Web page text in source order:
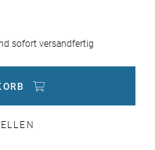
sofort versandfertig